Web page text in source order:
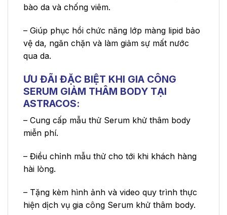
bào da và chống viêm.
– Giúp phục hồi chức năng lớp màng lipid bảo
vệ da, ngăn chặn và làm giảm sự mất nước
qua da.
ƯU ĐÃI ĐẶC BIỆT KHI GIA CÔNG
SERUM GIẢM THÂM BODY TẠI
ASTRACOS:
– Cung cấp mẫu thử Serum khử thâm body
miễn phí.
– Điều chỉnh mẫu thử cho tới khi khách hàng
hài lòng.
– Tặng kèm hình ảnh và video quy trình thực
hiện dịch vụ gia công Serum khử thâm body.